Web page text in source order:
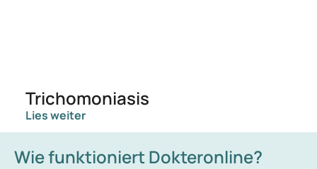
Trichomoniasis
Lies weiter
Wie funktioniert Dokteronline?